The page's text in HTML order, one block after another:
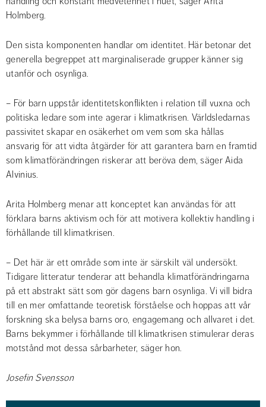
Holmberg.
Den sista komponenten handlar om identitet. Här betonar det
generella begreppet att marginaliserade grupper känner sig
utanför och osynliga.
– För barn uppstår identitetskonflikten i relation till vuxna och
politiska ledare som inte agerar i klimatkrisen. Världsledarnas
passivitet skapar en osäkerhet om vem som ska hållas
ansvarig för att vidta åtgärder för att garantera barn en framtid
som klimatförändringen riskerar att beröva dem, säger Aida
Alvinius.
Arita Holmberg menar att konceptet kan användas för att
förklara barns aktivism och för att motivera kollektiv handling i
förhållande till klimatkrisen.
– Det här är ett område som inte är särskilt väl undersökt.
Tidigare litteratur tenderar att behandla klimatförändringarna
på ett abstrakt sätt som gör dagens barn osynliga. Vi vill bidra
till en mer omfattande teoretisk förståelse och hoppas att vår
forskning ska belysa barns oro, engagemang och allvaret i det.
Barns bekymmer i förhållande till klimatkrisen stimulerar deras
motstånd mot dessa sårbarheter, säger hon.
Josefin Svensson